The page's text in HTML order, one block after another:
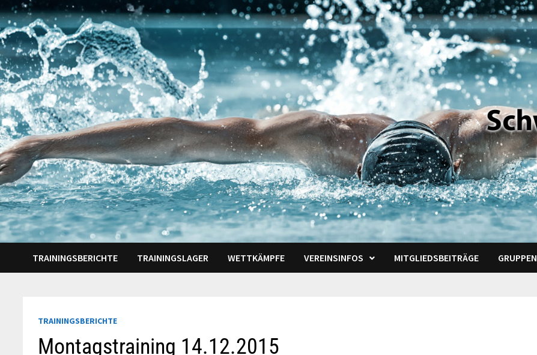
Zum
Inhalt
springen
TRAININGSBERICHTE TRAININGSLAGER WETTKÄMPFE VEREINSINFOS MITGLIEDSBEITRÄGE GRUPPEN
TRAININGSBERICHTE
Montagstraining 14.12.2015